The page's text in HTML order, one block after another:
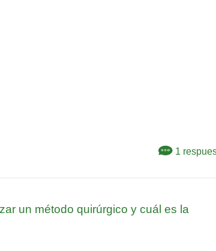
1
un método quirúrgico y cuál es la